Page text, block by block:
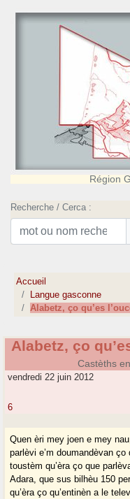
Région
Recherche / Cerca :
Accueil
Langue gasconne
Alabetz, ço qu’es
Alabetz, ço
Castèths
vendredi 22 juin 2012
6
Quen èri mey joen e mey
parlèvi e’m doumandèvan ço
toustèm qu’èra ço que
Adara, que sus bilhèu 150
qu’èra ço qu’entinèn a le